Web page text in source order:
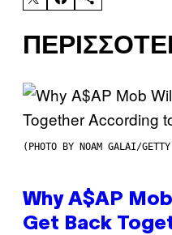
(PHOTO BY NOAM GALAI/
Why A$AP
Get Back